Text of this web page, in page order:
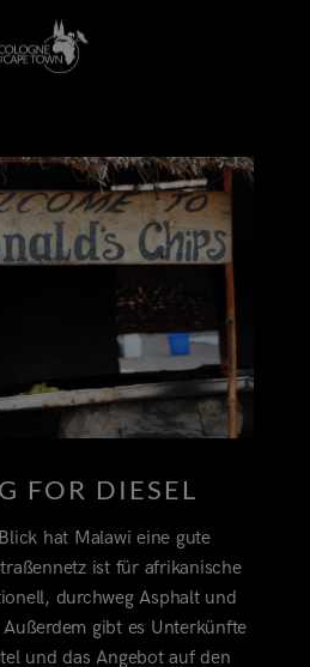
FOR DIESEL
hat Malawi eine gute
ist für afrikanische
durchweg Asphalt und
gibt es Unterkünfte
und das Angebot auf den